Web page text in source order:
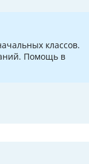
классов.
Помощь в